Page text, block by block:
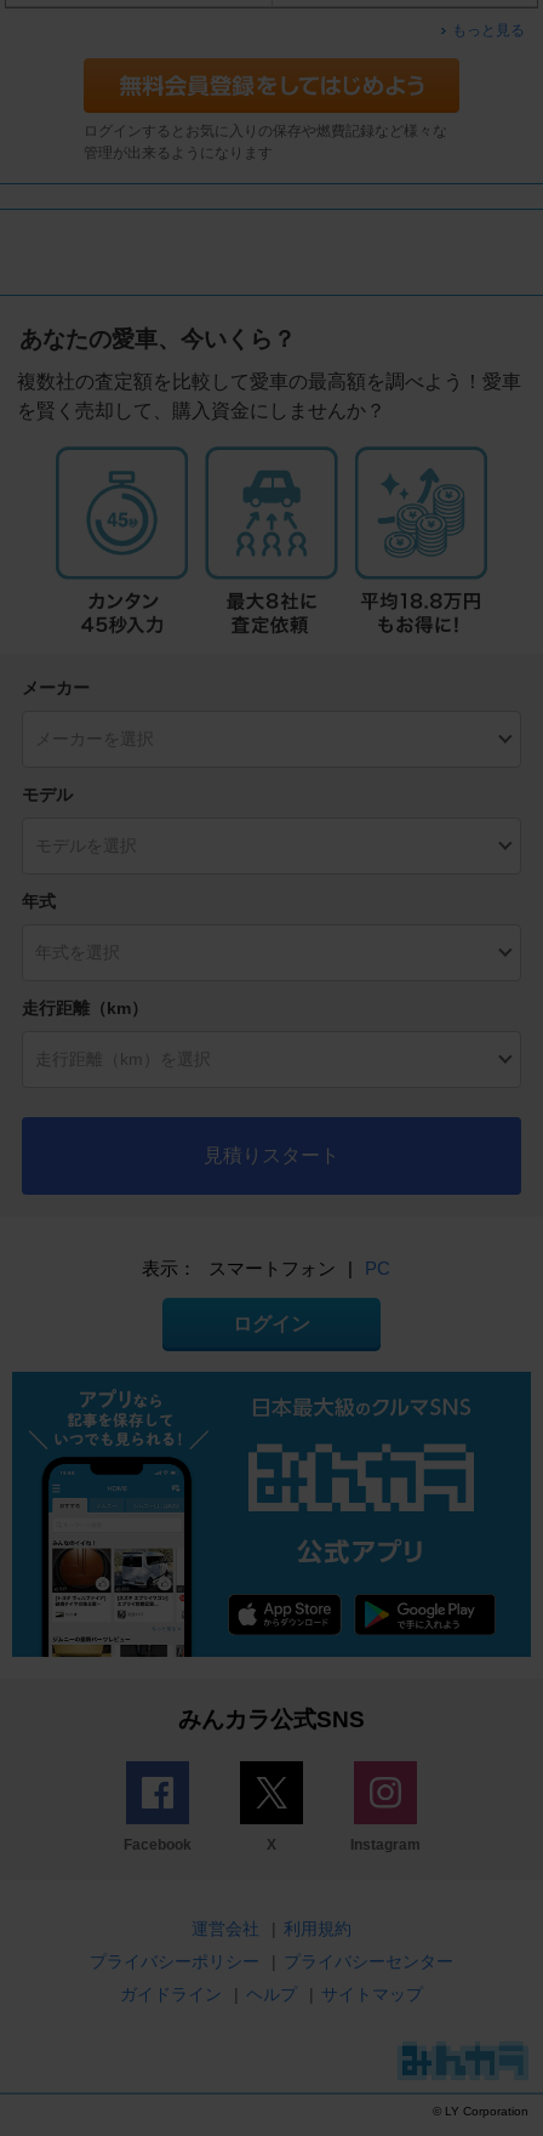
もっと見る
ログインするとお気に入りの保存や燃費記録など様々な
管理が出来るようになります
あなたの愛車、今いくら？
複数社の査定額を比較して愛車の最高額を調べよう！愛車
を賢く売却して、購入資金にしませんか？
メーカー
モデル
年式
走行距離（km）
見積りスタート
表示： スマートフォン | PC
ログイン
みんカラ公式SNS
Facebook X Instagram
運営会社 | 利用規約
プライバシーポリシー
| プライバシーセンター
ガイドライン
| ヘルプ | サイトマップ
© LY Corporation